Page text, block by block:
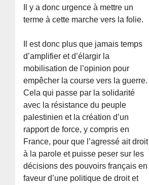
Il y a donc urgence à mettre un
terme à cette marche vers la folie.
Il est donc plus que jamais temps
d’amplifier et d’élargir la
mobilisation de l’opinion pour
empêcher la course vers la guerre.
Cela qui passe par la solidarité
avec la résistance du peuple
palestinien et la création d’un
rapport de force, y compris en
France, pour que l’agressé ait droit
à la parole et puisse peser sur les
décisions des pouvoirs français en
faveur d’une politique de droit et